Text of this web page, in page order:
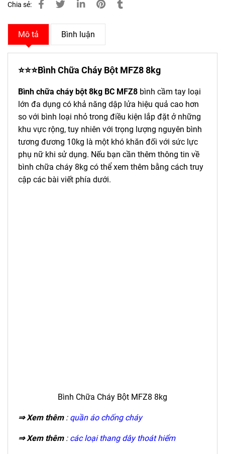
Chia sẻ:
Mô tả Bình luận
⭐⭐⭐Bình Chữa Cháy Bột MFZ8 8kg
Bình chữa cháy bột 8kg BC MFZ8 bình cầm tay loại
lớn đa dụng có khả năng dập lửa hiệu quả cao hơn
so với bình loại nhỏ trong điều kiện lắp đặt ở những
khu vực rộng, tuy nhiên với trọng lượng nguyên bình
tương đương 10kg là một khó khăn đối với sức lực
phụ nữ khi sử dụng. Nếu bạn cần thêm thông tin về
bình chữa cháy 8kg có thể xem thêm bằng cách truy
cập các bài viết phía dưới.
Bình Chữa Cháy Bột MFZ8 8kg
⇒ Xem thêm : quần áo chống cháy
⇒ Xem thêm : các loại thang dây thoát hiểm